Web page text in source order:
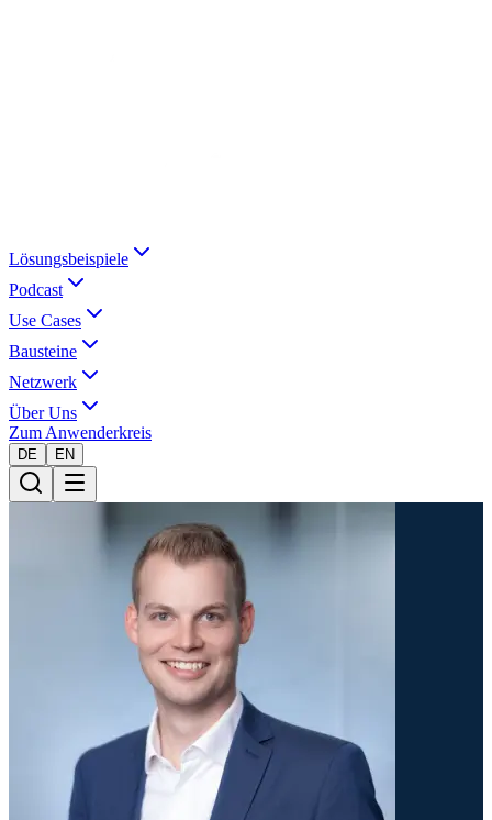
Lösungsbeispiele
Podcast
Use Cases
Bausteine
Netzwerk
Über Uns
Zum Anwenderkreis
DE EN